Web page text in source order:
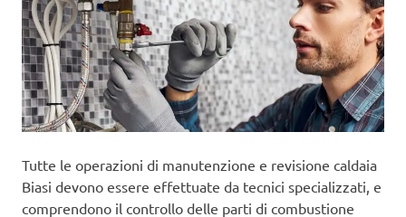
Tutte le operazioni di manutenzione e revisione caldaia
Biasi devono essere effettuate da tecnici specializzati, e
comprendono il controllo delle parti di combustione